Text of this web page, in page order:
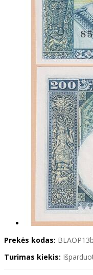
Prekės kodas: BLAOP13b
Turimas kiekis: